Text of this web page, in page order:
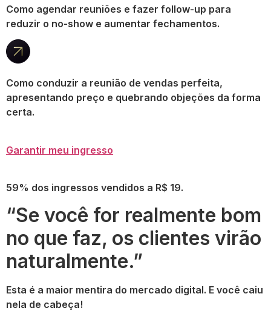
Como agendar reuniões e fazer follow-up para
reduzir o no-show e aumentar fechamentos.
Como conduzir a reunião de vendas perfeita,
apresentando preço e quebrando objeções da forma
certa.
Garantir meu ingresso
59% dos ingressos vendidos a R$ 19.
“Se você for realmente bom
no que faz, os clientes virão
naturalmente.”
Esta é a maior mentira do mercado digital. E você caiu
nela de cabeça!